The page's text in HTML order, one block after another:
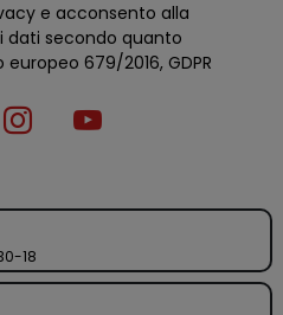
e acconsento alla
dati secondo quanto
stabilito dal regolamento europeo 679/2016, GDPR
18